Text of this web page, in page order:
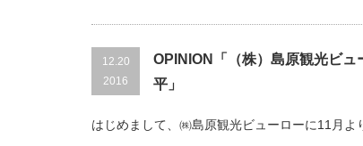
12.20
2016
OPINION「（株）島原観光ビ
平」
はじめまして、㈱島原観光ビューローに11月